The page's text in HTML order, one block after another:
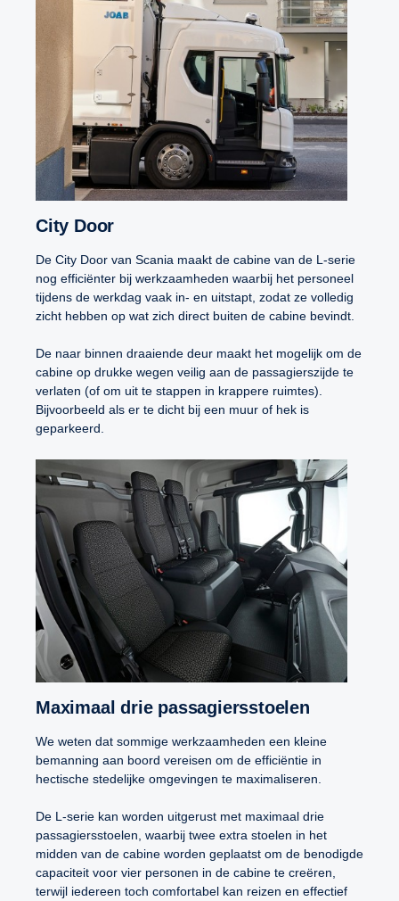
City Door
De City Door van Scania maakt de cabine van de L-serie
nog efficiënter bij werkzaamheden waarbij het personeel
tijdens de werkdag vaak in- en uitstapt, zodat ze volledig
zicht hebben op wat zich direct buiten de cabine bevindt.
De naar binnen draaiende deur maakt het mogelijk om de
cabine op drukke wegen veilig aan de passagierszijde te
verlaten (of om uit te stappen in krappere ruimtes).
Bijvoorbeeld als er te dicht bij een muur of hek is
geparkeerd.
Maximaal drie passagiersstoelen
We weten dat sommige werkzaamheden een kleine
bemanning aan boord vereisen om de efficiëntie in
hectische stedelijke omgevingen te maximaliseren.
De L-serie kan worden uitgerust met maximaal drie
passagiersstoelen, waarbij twee extra stoelen in het
midden van de cabine worden geplaatst om de benodigde
capaciteit voor vier personen in de cabine te creëren,
terwijl iedereen toch comfortabel kan reizen en effectief